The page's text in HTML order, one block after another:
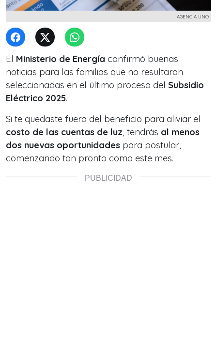
AGENCIA UNO
El Ministerio de Energía confirmó buenas
noticias para las familias que no resultaron
seleccionadas en el último proceso del Subsidio
Eléctrico 2025.
Si te quedaste fuera del beneficio para aliviar el
costo de las cuentas de luz, tendrás al menos
dos nuevas oportunidades para postular,
comenzando tan pronto como este mes.